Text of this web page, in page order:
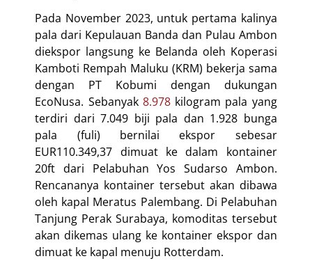
Pada November 2023, untuk pertama kalinya
pala dari Kepulauan Banda dan Pulau Ambon
diekspor langsung ke Belanda oleh Koperasi
Kamboti Rempah Maluku (KRM) bekerja sama
dengan PT Kobumi dengan dukungan
EcoNusa. Sebanyak 8.978kilogram pala yang
terdiri dari 7.049 biji pala dan 1.928 bunga
pala (fuli) bernilai ekspor sebesar
EUR110.349,37 dimuat ke dalam kontainer
20ft dari Pelabuhan Yos Sudarso Ambon.
Rencananya kontainer tersebut akan dibawa
oleh kapal Meratus Palembang. Di Pelabuhan
Tanjung Perak Surabaya, komoditas tersebut
akan dikemas ulang ke kontainer ekspor dan
dimuat ke kapal menuju Rotterdam.